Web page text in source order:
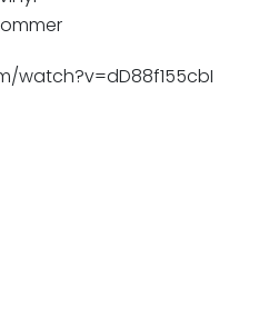
watch?v=dD88f155cbI